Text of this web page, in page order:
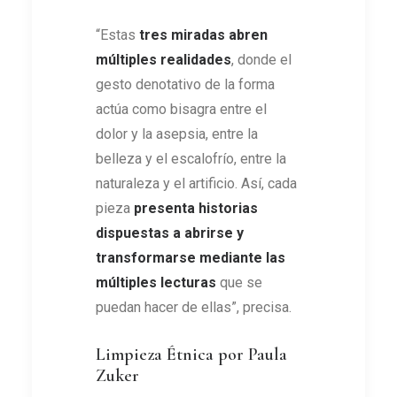
“Estas tres miradas abren
múltiples realidades, donde el
gesto denotativo de la forma
actúa como bisagra entre el
dolor y la asepsia, entre la
belleza y el escalofrío, entre la
naturaleza y el artificio. Así, cada
pieza presenta historias
dispuestas a abrirse y
transformarse mediante las
múltiples lecturas que se
puedan hacer de ellas”, precisa.
Limpieza Étnica por Paula
Zuker